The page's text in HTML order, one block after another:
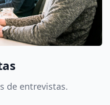
de entrevistas.